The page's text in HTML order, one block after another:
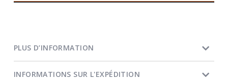
PLUS D’INFORMATION
INFORMATIONS SUR L'EXPÉDITION